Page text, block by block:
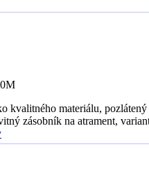
kvalitného materiálu,
zásobník na atrament,